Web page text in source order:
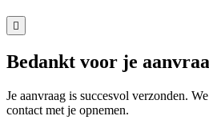
Bedankt voor je
Je aanvraag is succesvol verzonden.
contact met je opnemen.